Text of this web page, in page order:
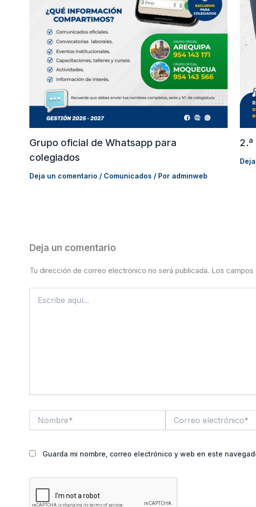
Grupo oficial de Whatsapp para
colegiados
Deja un comentario / Comunicados / Por adminweb
Deja un comentario
Tu dirección de correo electrónico no será publicada. Los campos
aquí...
electrónico*
Guarda mi nombre, correo electrónico y web en este